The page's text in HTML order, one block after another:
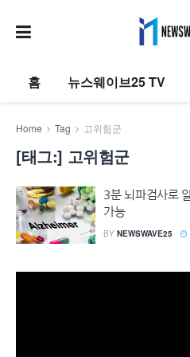
홈 뉴스웨이브25 TV
Home Tag 고위험군
[태그:] 고위험군
3분 뇌파검사로
가능
BY NEWSWAVE25